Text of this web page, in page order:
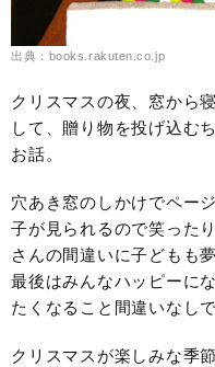
出典：books.rakuten.co.jp
クリスマスの夜、窓から
して、贈り物を投げ込む
お話。
穴あき窓のしかけでペー
子が見られるので笑った
さんの間違いに子どもも夢
最後はみんなハッピーに
たくなること間違いなしで
クリスマスが楽しみな季